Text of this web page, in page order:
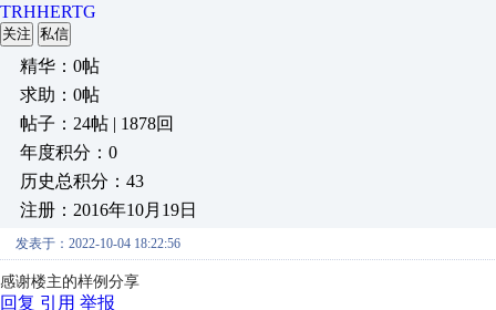
TRHHERTG
关注 私信
精华：0帖
求助：0帖
帖子：24帖 | 1878回
年度积分：0
历史总积分：43
注册：2016年10月19日
发表于：2022-10-04 18:22:56
感谢楼主的样例分享
回复 引用 举报